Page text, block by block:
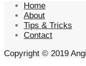
Home
About
Tips & Tricks
Contact
Copyright © 2019